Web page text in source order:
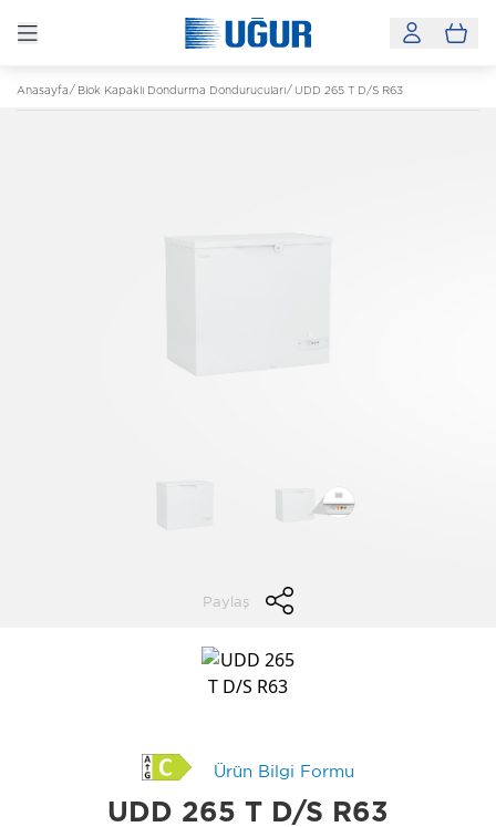
Anasayfa Blok Kapaklı Dondurma Dondurucuları UDD 265 T D/S R63
Paylaş
Ürün Bilgi Formu
UDD 265 T D/S R63